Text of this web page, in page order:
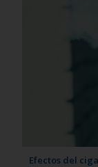
Efectos del